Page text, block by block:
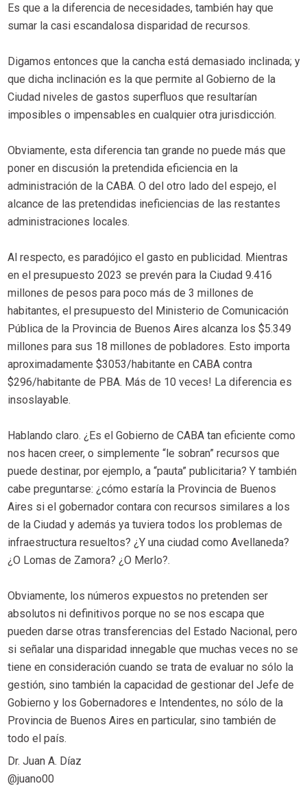
Es que a la diferencia de necesidades, también hay que
sumar la casi escandalosa disparidad de recursos.
Digamos entonces que la cancha está demasiado inclinada; y
que dicha inclinación es la que permite al Gobierno de la
Ciudad niveles de gastos superfluos que resultarían
imposibles o impensables en cualquier otra jurisdicción.
Obviamente, esta diferencia tan grande no puede más que
poner en discusión la pretendida eficiencia en la
administración de la CABA. O del otro lado del espejo, el
alcance de las pretendidas ineficiencias de las restantes
administraciones locales.
Al respecto, es paradójico el gasto en publicidad. Mientras
en el presupuesto 2023 se prevén para la Ciudad 9.416
millones de pesos para poco más de 3 millones de
habitantes, el presupuesto del Ministerio de Comunicación
Pública de la Provincia de Buenos Aires alcanza los $5.349
millones para sus 18 millones de pobladores. Esto importa
aproximadamente $3053/habitante en CABA contra
$296/habitante de PBA. Más de 10 veces! La diferencia es
insoslayable.
Hablando claro. ¿Es el Gobierno de CABA tan eficiente como
nos hacen creer, o simplemente “le sobran” recursos que
puede destinar, por ejemplo, a “pauta” publicitaria? Y también
cabe preguntarse: ¿cómo estaría la Provincia de Buenos
Aires si el gobernador contara con recursos similares a los
de la Ciudad y además ya tuviera todos los problemas de
infraestructura resueltos? ¿Y una ciudad como Avellaneda?
¿O Lomas de Zamora? ¿O Merlo?.
Obviamente, los números expuestos no pretenden ser
absolutos ni definitivos porque no se nos escapa que
pueden darse otras transferencias del Estado Nacional, pero
si señalar una disparidad innegable que muchas veces no se
tiene en consideración cuando se trata de evaluar no sólo la
gestión, sino también la capacidad de gestionar del Jefe de
Gobierno y los Gobernadores e Intendentes, no sólo de la
Provincia de Buenos Aires en particular, sino también de
todo el país.
Dr. Juan A. Díaz
@juano00